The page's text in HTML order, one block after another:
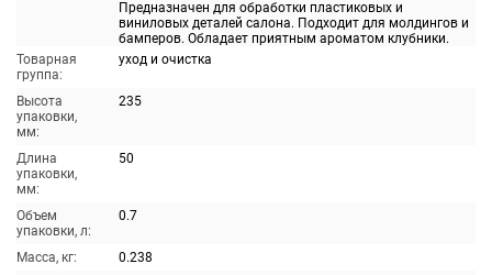
Предназначен для обработки пластиковых и
виниловых деталей салона. Подходит для молдингов и
бамперов. Обладает приятным ароматом клубники.
Товарная
группа:
уход и очистка
Высота
упаковки,
мм:
235
Длина
упаковки,
мм:
50
Объем
упаковки, л:
0.7
Масса, кг:
0.238